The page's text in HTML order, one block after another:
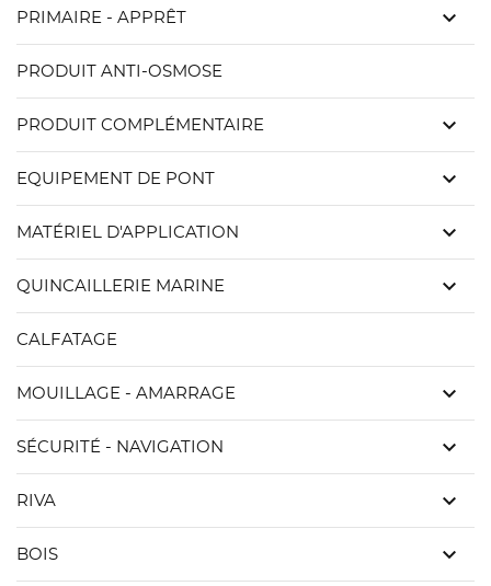
PRIMAIRE - APPRÊT keyboard_arrow_down
PRODUIT ANTI-OSMOSE
PRODUIT COMPLÉMENTAIRE keyboard_arrow_down
EQUIPEMENT DE PONT keyboard_arrow_down
MATÉRIEL D'APPLICATION keyboard_arrow_down
QUINCAILLERIE MARINE keyboard_arrow_down
CALFATAGE
MOUILLAGE - AMARRAGE keyboard_arrow_down
SÉCURITÉ - NAVIGATION keyboard_arrow_down
RIVA keyboard_arrow_down
BOIS keyboard_arrow_down